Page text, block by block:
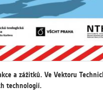
správných nabídek a
cookies systémů třetích
zařadit. Naším cílem je,
a zážitků. Ve Vektoru
technologií.